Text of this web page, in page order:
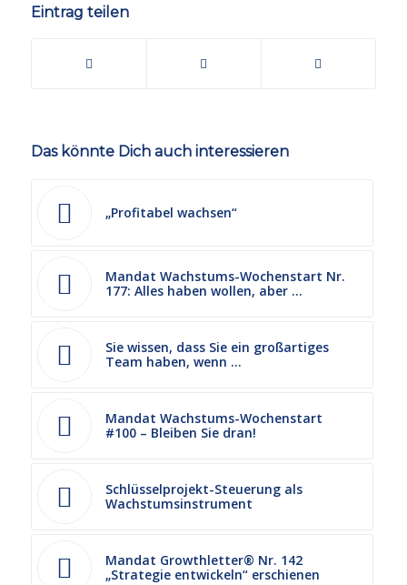
Eintrag teilen
Das könnte Dich auch interessieren
„Profitabel wachsen“
Mandat Wachstums-Wochenstart Nr.
177: Alles haben wollen, aber …
Sie wissen, dass Sie ein großartiges
Team haben, wenn …
Mandat Wachstums-Wochenstart
#100 – Bleiben Sie dran!
Schlüsselprojekt-Steuerung als
Wachstumsinstrument
Mandat Growthletter® Nr. 142
„Strategie entwickeln“ erschienen